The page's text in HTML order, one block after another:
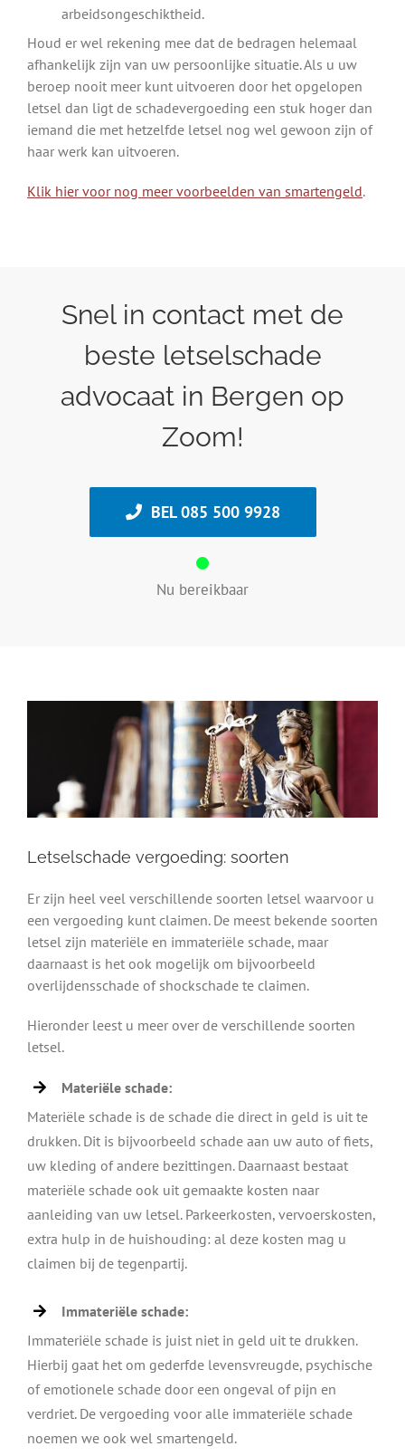
arbeidsongeschiktheid.
Houd er wel rekening mee dat de bedragen helemaal
afhankelijk zijn van uw persoonlijke situatie. Als u uw
beroep nooit meer kunt uitvoeren door het opgelopen
letsel dan ligt de schadevergoeding een stuk hoger dan
iemand die met hetzelfde letsel nog wel gewoon zijn of
haar werk kan uitvoeren.
Klik hier voor nog meer voorbeelden van smartengeld.
Snel in contact met de
beste letselschade
advocaat in Bergen op
Zoom!
BEL 085 500 9928
Nu bereikbaar
Letselschade vergoeding: soorten
Er zijn heel veel verschillende soorten letsel waarvoor u
een vergoeding kunt claimen. De meest bekende soorten
letsel zijn materiële en immateriële schade, maar
daarnaast is het ook mogelijk om bijvoorbeeld
overlijdensschade of shockschade te claimen.
Hieronder leest u meer over de verschillende soorten
letsel.
Materiële schade:
Materiële schade is de schade die direct in geld is uit te
drukken. Dit is bijvoorbeeld schade aan uw auto of fiets,
uw kleding of andere bezittingen. Daarnaast bestaat
materiële schade ook uit gemaakte kosten naar
aanleiding van uw letsel. Parkeerkosten, vervoerskosten,
extra hulp in de huishouding: al deze kosten mag u
claimen bij de tegenpartij.
Immateriële schade:
Immateriële schade is juist niet in geld uit te drukken.
Hierbij gaat het om gederfde levensvreugde, psychische
of emotionele schade door een ongeval of pijn en
verdriet. De vergoeding voor alle immateriële schade
noemen we ook wel smartengeld.